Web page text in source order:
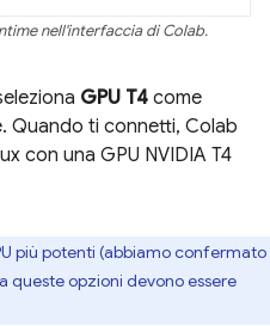
nell'interfaccia di Colab.
GPU T4 come
Quando ti connetti, Colab
con una GPU NVIDIA T4
più potenti (abbiamo
queste opzioni devono essere